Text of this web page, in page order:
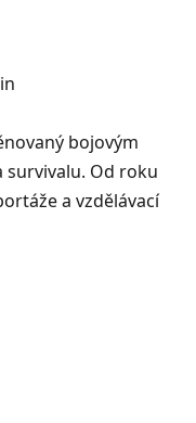
bojovým
survivalu. Od roku
a vzdělávací